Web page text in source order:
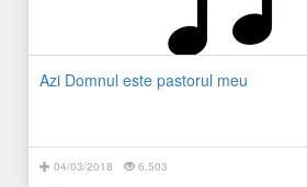
Azi Domnul este pastorul meu
04/03/2018 6.503